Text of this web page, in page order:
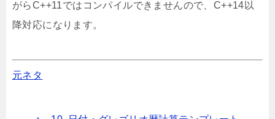
がらC++11ではコンパイルできませんので、C++14以
降対応になります。
元ネタ